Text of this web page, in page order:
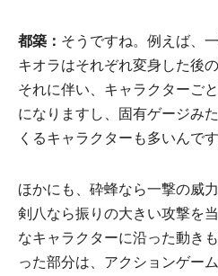
都築： そうですね。例えば、
キオラはそれぞれ変身した後
それに伴い、キャラクターご
になりますし、固有ゲージみ
くるキャラクターも多いんです
ほかにも、砕蜂なら一撃の威
剣八なら振りの大きい攻撃を
なキャラクターに沿った動き
った部分は、アクションゲー